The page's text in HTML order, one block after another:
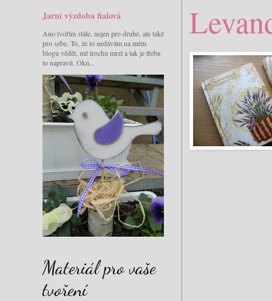
Jarní výzdoba fialová
Ano tvořím stále, nejen pro druhé, ale také
pro sebe. To, že to nedávám na mém
blogu vědět, mě trochu mrzí a tak je třeba
to napravit. Okn...
Materiál pro vaše
tvoření